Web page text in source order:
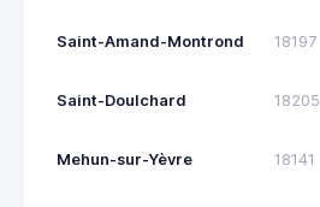
Saint-Amand-Montrond 18197
Saint-Doulchard 18205
Mehun-sur-Yèvre 18141